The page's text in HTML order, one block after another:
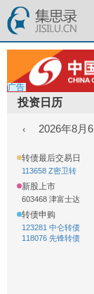
广告
投资日历
‹ 2026年8月
转债最后交易日
113658 Z密卫转
新股上市
603468 津富士达
转债申购
123281 中仑转债
118076 先锋转债